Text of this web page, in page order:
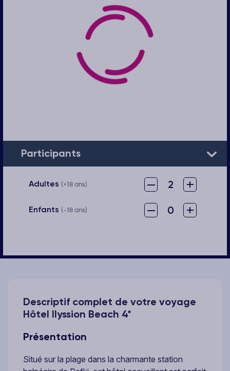
Participants
Adultes (+18 ans) – 2 +
Enfants (-18 ans) – 0 +
Descriptif complet de votre voyage
Hôtel Ilyssion Beach 4*
Présentation
Situé sur la plage dans la charmante station